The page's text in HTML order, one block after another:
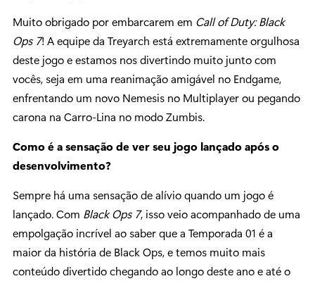
Muito obrigado por embarcarem em Call of Duty: Black
Ops 7! A equipe da Treyarch está extremamente orgulhosa
deste jogo e estamos nos divertindo muito junto com
vocês, seja em uma reanimação amigável no Endgame,
enfrentando um novo Nemesis no Multiplayer ou pegando
carona na Carro-Lina no modo Zumbis.
Como é a sensação de ver seu jogo lançado após o
desenvolvimento?
Sempre há uma sensação de alívio quando um jogo é
lançado. Com Black Ops 7, isso veio acompanhado de uma
empolgação incrível ao saber que a Temporada 01 é a
maior da história de Black Ops, e temos muito mais
conteúdo divertido chegando ao longo deste ano e até o